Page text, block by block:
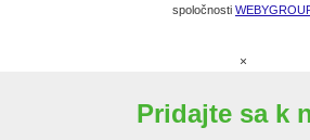
spoločnosti
×
Pridajte sa k